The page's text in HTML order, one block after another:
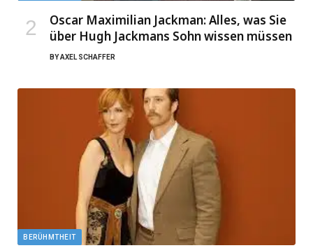
Oscar Maximilian Jackman: Alles, was Sie
über Hugh Jackmans Sohn wissen müssen
BYAXEL SCHAFFER
BERÜHMTHEIT